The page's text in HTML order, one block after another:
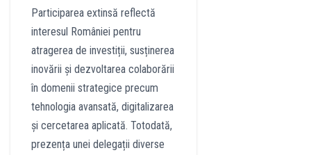
Participarea extinsă reflectă
interesul României pentru
atragerea de investiții, susținerea
inovării și dezvoltarea colaborării
în domenii strategice precum
tehnologia avansată, digitalizarea
și cercetarea aplicată. Totodată,
prezența unei delegații diverse